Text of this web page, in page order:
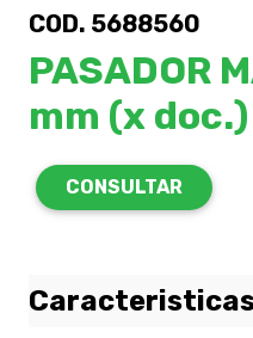
COD. 5688560
PASADOR
mm (x doc.)
CONSULTAR